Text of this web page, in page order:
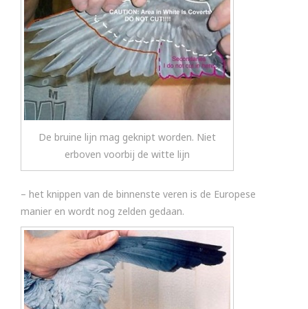
De bruine lijn mag geknipt worden. Niet
erboven voorbij de witte lijn
– het knippen van de binnenste veren is de Europese
manier en wordt nog zelden gedaan.